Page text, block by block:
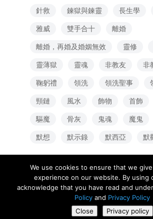
針救
鍊獄與鍊靈 長生學
雅威
雙手合十
離婚
離婚，再婚及婚姻無效
靈修
靈薄獄
靈魂 非教友
非
鞠躬禮
領洗 領洗聖事
頸鏈
風水 飾物 首飾
驅魔
骨灰 鬼魂 魔鬼
默想
默示錄 默西亞 默
Copyright ©《生命恩泉》 Fountain of
All Rights Reserved. 慈善團體註
#837539642 RR0001
We use cookies to ensure that we
experience on our website. By using
acknowledge that you have read and
Policyand Privacy Policy
Close
Privacy policy